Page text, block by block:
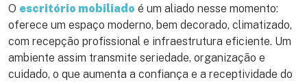
O escritório mobiliado é um aliado nesse momento:
oferece um espaço moderno, bem decorado, climatizado,
com recepção profissional e infraestrutura eficiente. Um
ambiente assim transmite seriedade, organização e
cuidado, o que aumenta a confiança e a receptividade do